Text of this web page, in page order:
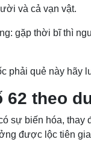
và cả vạn vật.
gặp thời bĩ thì
phải quẻ này hãy
62 theo
sự biến hóa,
được lộc tiên